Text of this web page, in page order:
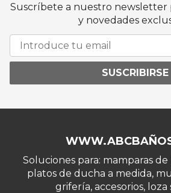
Suscríbete a nuestro newsletter
y novedades
SUSCRIBIRSE
Soluciones para: mamparas
platos de ducha a medida,
grifería, accesorios, loza